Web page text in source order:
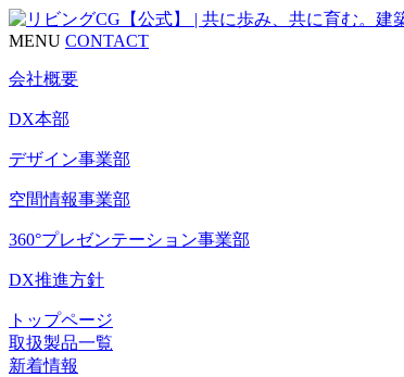
MENU CONTACT
会社概要
DX本部
デザイン事業部
空間情報事業部
360°プレゼンテーション事業部
DX推進方針
トップページ
取扱製品一覧
新着情報